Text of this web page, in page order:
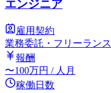
エンジニア
雇用契約
業務委託・フリーランス
報酬
〜100万円 / 人月
稼働日数